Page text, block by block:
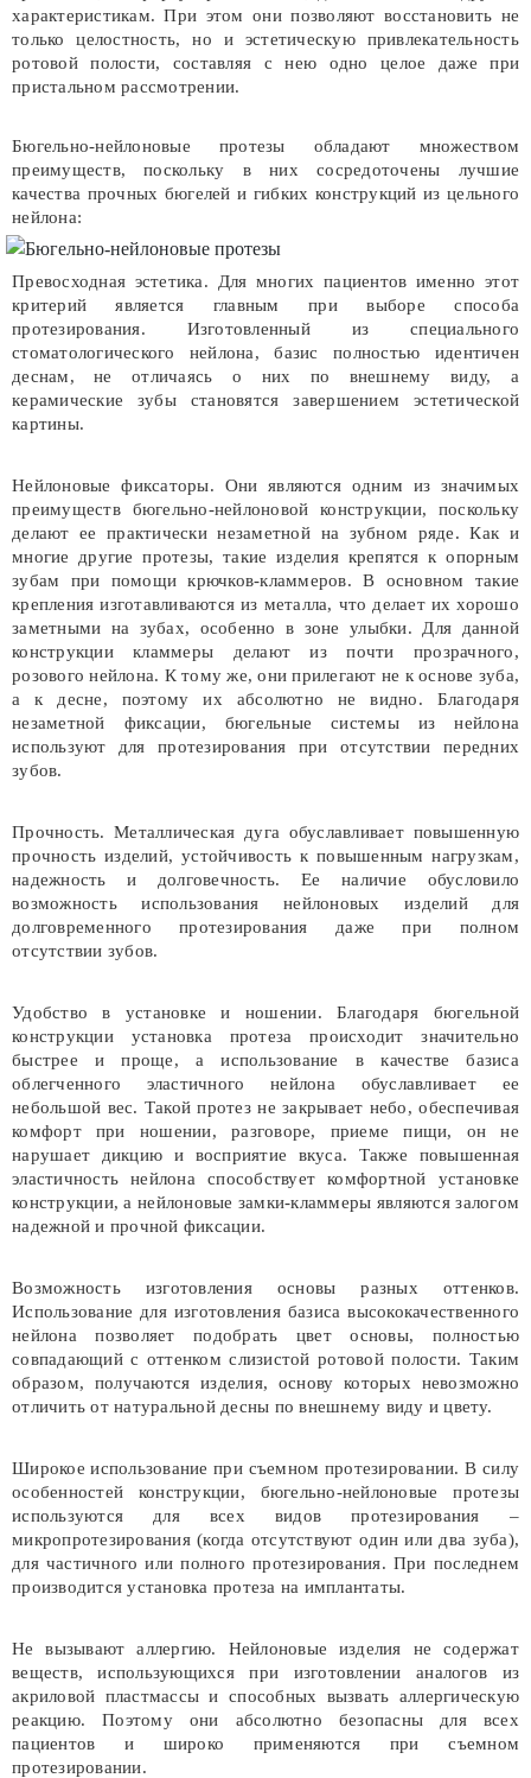
характеристикам. При этом они позволяют восстановить не
только целостность, но и эстетическую привлекательность
ротовой полости, составляя с нею одно целое даже при
пристальном рассмотрении.
Бюгельно-нейлоновые протезы обладают множеством
преимуществ, поскольку в них сосредоточены лучшие
качества прочных бюгелей и гибких конструкций из цельного
нейлона:
Превосходная эстетика. Для многих пациентов именно этот
критерий является главным при выборе способа
протезирования. Изготовленный из специального
стоматологического нейлона, базис полностью идентичен
деснам, не отличаясь о них по внешнему виду, а
керамические зубы становятся завершением эстетической
картины.
Нейлоновые фиксаторы. Они являются одним из значимых
преимуществ бюгельно-нейлоновой конструкции, поскольку
делают ее практически незаметной на зубном ряде. Как и
многие другие протезы, такие изделия крепятся к опорным
зубам при помощи крючков-кламмеров. В основном такие
крепления изготавливаются из металла, что делает их хорошо
заметными на зубах, особенно в зоне улыбки. Для данной
конструкции кламмеры делают из почти прозрачного,
розового нейлона. К тому же, они прилегают не к основе зуба,
а к десне, поэтому их абсолютно не видно. Благодаря
незаметной фиксации, бюгельные системы из нейлона
используют для протезирования при отсутствии передних
зубов.
Прочность. Металлическая дуга обуславливает повышенную
прочность изделий, устойчивость к повышенным нагрузкам,
надежность и долговечность. Ее наличие обусловило
возможность использования нейлоновых изделий для
долговременного протезирования даже при полном
отсутствии зубов.
Удобство в установке и ношении. Благодаря бюгельной
конструкции установка протеза происходит значительно
быстрее и проще, а использование в качестве базиса
облегченного эластичного нейлона обуславливает ее
небольшой вес. Такой протез не закрывает небо, обеспечивая
комфорт при ношении, разговоре, приеме пищи, он не
нарушает дикцию и восприятие вкуса. Также повышенная
эластичность нейлона способствует комфортной установке
конструкции, а нейлоновые замки-кламмеры являются залогом
надежной и прочной фиксации.
Возможность изготовления основы разных оттенков.
Использование для изготовления базиса высококачественного
нейлона позволяет подобрать цвет основы, полностью
совпадающий с оттенком слизистой ротовой полости. Таким
образом, получаются изделия, основу которых невозможно
отличить от натуральной десны по внешнему виду и цвету.
Широкое использование при съемном протезировании. В силу
особенностей конструкции, бюгельно-нейлоновые протезы
используются для всех видов протезирования –
микропротезирования (когда отсутствуют один или два зуба),
для частичного или полного протезирования. При последнем
производится установка протеза на имплантаты.
Не вызывают аллергию. Нейлоновые изделия не содержат
веществ, использующихся при изготовлении аналогов из
акриловой пластмассы и способных вызвать аллергическую
реакцию. Поэтому они абсолютно безопасны для всех
пациентов и широко применяются при съемном
протезировании.